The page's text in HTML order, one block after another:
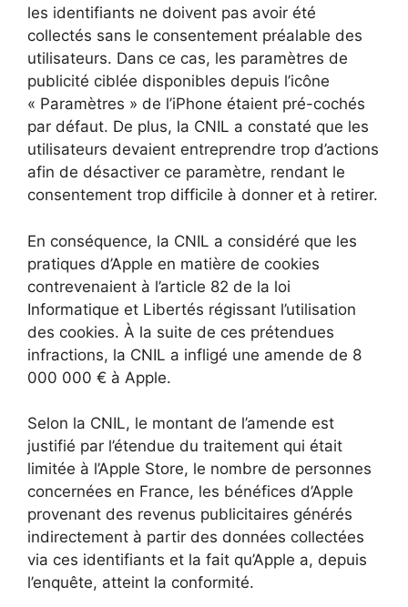
les identifiants ne doivent pas avoir été
collectés sans le consentement préalable des
utilisateurs. Dans ce cas, les paramètres de
publicité ciblée disponibles depuis l’icône
« Paramètres » de l’iPhone étaient pré-cochés
par défaut. De plus, la CNIL a constaté que les
utilisateurs devaient entreprendre trop d’actions
afin de désactiver ce paramètre, rendant le
consentement trop difficile à donner et à retirer.
En conséquence, la CNIL a considéré que les
pratiques d’Apple en matière de cookies
contrevenaient à l’article 82 de la loi
Informatique et Libertés régissant l’utilisation
des cookies. À la suite de ces prétendues
infractions, la CNIL a infligé une amende de 8
000 000 € à Apple.
Selon la CNIL, le montant de l’amende est
justifié par l’étendue du traitement qui était
limitée à l’Apple Store, le nombre de personnes
concernées en France, les bénéfices d’Apple
provenant des revenus publicitaires générés
indirectement à partir des données collectées
via ces identifiants et la fait qu’Apple a, depuis
l’enquête, atteint la conformité.